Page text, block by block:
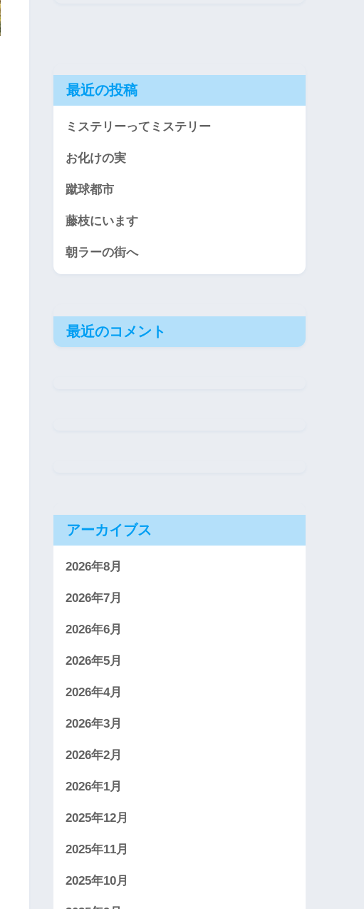
最近の投稿
ミステリーってミステリー
お化けの実
蹴球都市
藤枝にいます
朝ラーの街へ
最近のコメント
アーカイブス
2026年8月
2026年7月
2026年6月
2026年5月
2026年4月
2026年3月
2026年2月
2026年1月
2025年12月
2025年11月
2025年10月